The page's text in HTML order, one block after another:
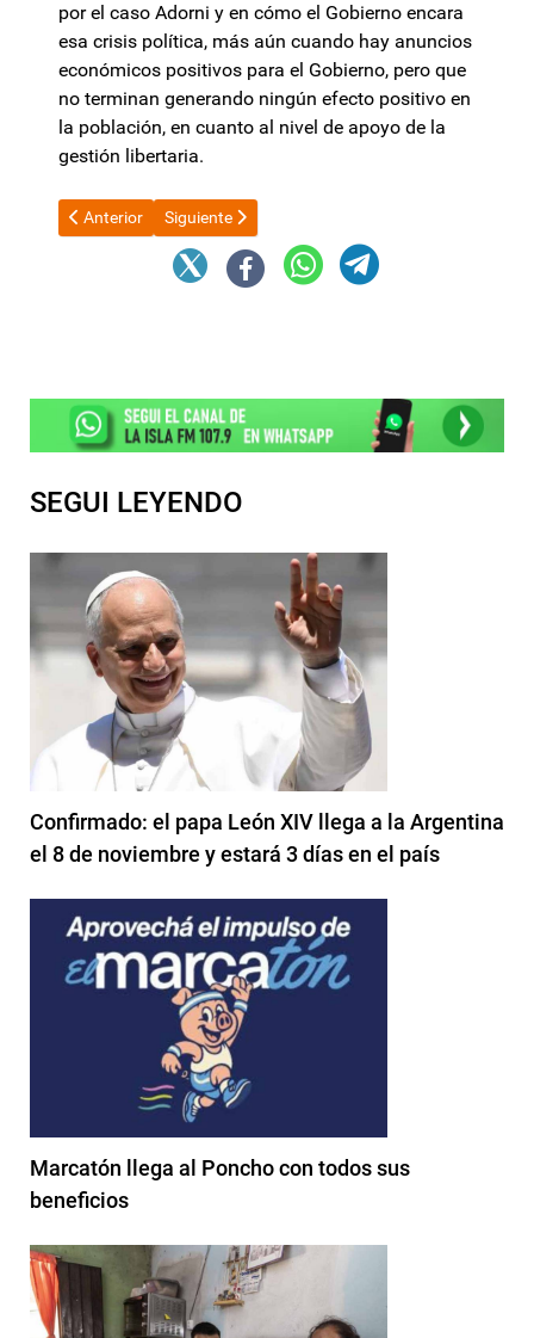
por el caso Adorni y en cómo el Gobierno encara
esa crisis política, más aún cuando hay anuncios
económicos positivos para el Gobierno, pero que
no terminan generando ningún efecto positivo en
la población, en cuanto al nivel de apoyo de la
gestión libertaria.
Artículo anterior: Fidel Sáenz: "No hay horizonte de
Anterior Artículo siguiente: El Fondo Monetario
Siguiente
SEGUI LEYENDO
Confirmado: el papa León XIV llega a la Argentina
el 8 de noviembre y estará 3 días en el país
Marcatón llega al Poncho con todos sus
beneficios